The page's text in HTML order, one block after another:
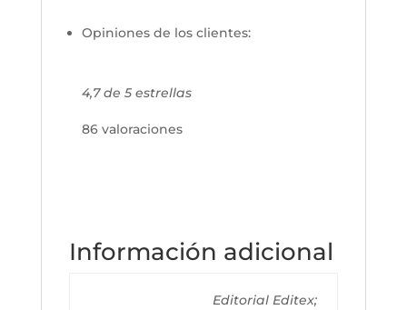
Opiniones de los clientes:
4,7 de 5 estrellas
86 valoraciones
Información adicional
Editorial Editex;